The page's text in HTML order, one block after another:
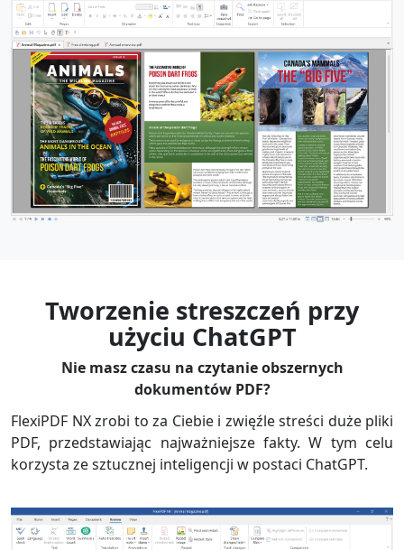
Tworzenie streszczeń przy
użyciu ChatGPT
Nie masz czasu na czytanie obszernych
dokumentów PDF?
FlexiPDF NX zrobi to za Ciebie i zwięźle streści duże pliki
PDF, przedstawiając najważniejsze fakty. W tym celu
korzysta ze sztucznej inteligencji w postaci ChatGPT.